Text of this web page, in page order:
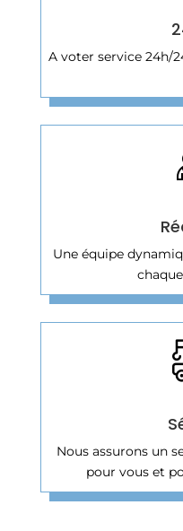
A voter service 24h/
Une équipe
Nous assurons un
pour vous et